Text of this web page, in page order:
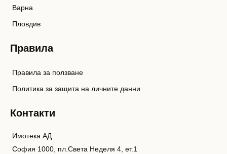
Варна
Пловдив
Правила
Правила за ползване
Политика за защита на личните данни
Контакти
Имотека АД
София 1000, пл.Света Неделя 4, ет.1